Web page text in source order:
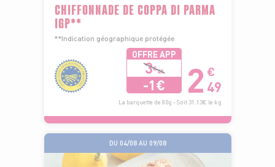
CHIFFONNADE DE COPPA DI PARMA
IGP**
**Indication géographique protégée
OFFRE APP
3€49
-1€ 2 €
49
La barquette de 80g - Soit 31.13€ le kg
DU 04/08 AU 09/08